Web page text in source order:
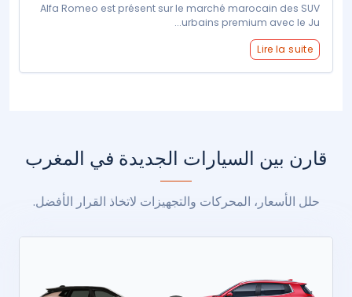
Alfa Romeo est présent sur le marché marocain des SUV
urbains premium avec le Ju...
Lire la suite
قارن بين السيارات الجديدة في المغرب
حلل الأسعار، المحركات والتجهيزات لاتخاذ القرار الأفضل.